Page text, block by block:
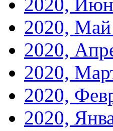
2020, Май
2020,
2020,
2020,
2020,